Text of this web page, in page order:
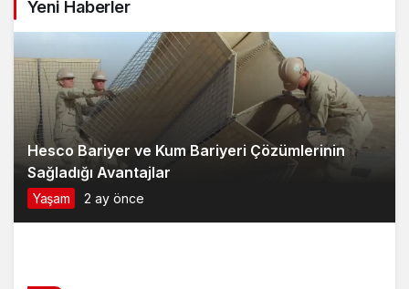
Hesco Bariyer ve Kum Bariyeri Çözümlerinin
Sağladığı Avantajlar
Yaşam 2 ay önce